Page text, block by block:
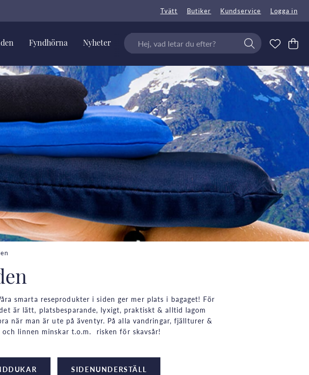
Tvätt Butiker Kundservice Logga in
Fyndhörna Nyheter
smarta reseprodukter i siden ger mer plats i bagaget! För
är lätt, platsbesparande, lyxigt, praktiskt & alltid lagom
när man är ute på äventyr. På alla vandringar, fjällturer &
linnen minskar t.o.m. risken för skavsår!
SIDENUNDERSTÄLL